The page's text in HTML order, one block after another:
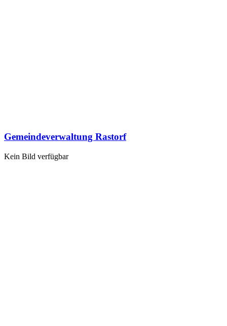
Gemeindeverwaltung Rastorf
Kein Bild verfügbar